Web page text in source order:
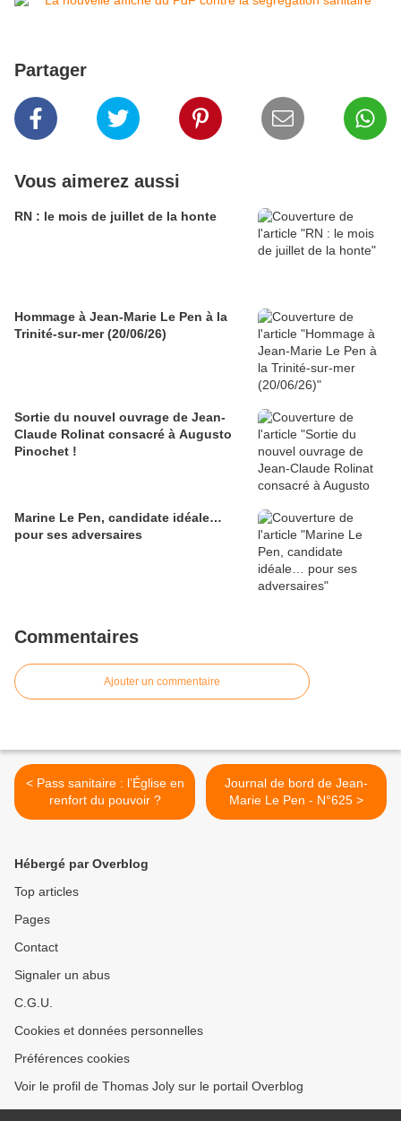
Partager
Vous aimerez aussi
RN : le mois de juillet de la honte
Hommage à Jean-Marie Le Pen à la
Trinité-sur-mer (20/06/26)
Sortie du nouvel ouvrage de Jean-
Claude Rolinat consacré à Augusto
Pinochet !
Marine Le Pen, candidate idéale…
pour ses adversaires
Commentaires
Ajouter un commentaire
< Pass sanitaire : l’Église en
renfort du pouvoir ?
Journal de bord de Jean-
Marie Le Pen - N°625 >
Hébergé par Overblog
Top articles
Pages
Contact
Signaler un abus
C.G.U.
Cookies et données personnelles
Préférences cookies
Voir le profil de Thomas Joly sur le portail Overblog